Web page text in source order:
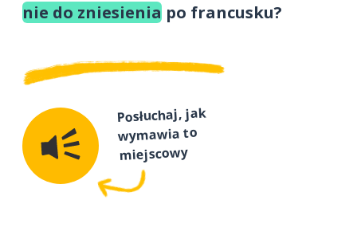
nie do zniesienia po francusku?
Posłuchaj, jak
wymawia to
miejscowy